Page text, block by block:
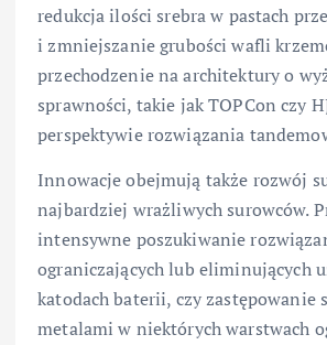
redukcja ilości srebra w pastach
i zmniejszanie grubości wafli
przechodzenie na architektury o
sprawności, takie jak TOPCon czy
perspektywie rozwiązania
Innowacje obejmują także rozwój
najbardziej wrażliwych surowców.
intensywne poszukiwanie
ograniczających lub eliminujących
katodach baterii, czy zastępowanie
metalami w niektórych warstwach